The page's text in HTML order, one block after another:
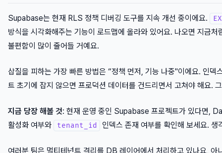
Supabase는 현재 RLS 정책 디버깅 도구를 지속 개선 중이에요.
방식을 시각화해주는 기능이 로드맵에 올라와 있어요. 나오면 지금
불편함이 많이 줄어들 거예요.
삽질을 피하는 가장 빠른 방법은 “정책 먼저, 기능 나중"이에요. 인
트 초기에 잡지 않으면 프로덕션 데이터를 건드리면서 고쳐야 해요.
지금 당장 해볼 것: 현재 운영 중인 Supabase 프로젝트가 있다면,
활성화 여부와
tenant_id 인덱스 존재 여부를 확인해 보세요.
여러분 팀은 멀티테넌트 격리를 DB 레이어에서 처리하고 있나요, 아